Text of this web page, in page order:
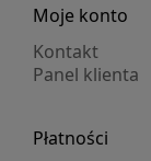
Moje konto
Kontakt
Panel klienta
Płatności